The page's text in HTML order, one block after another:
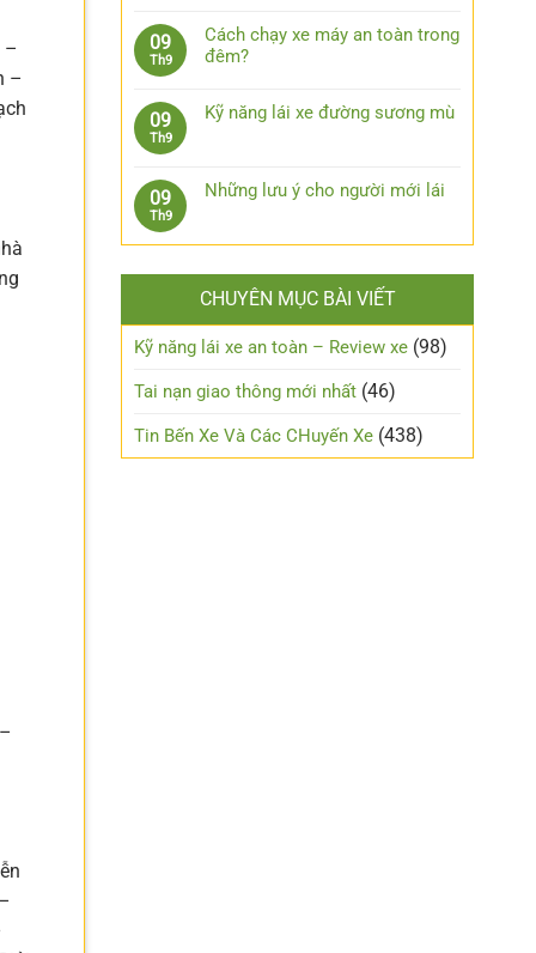
–
–
chân
côn
công
nghệ
cần
bị
cho
tô
Kinh
nghiệm
xe
xuống
đèo
có
bình
Kinh
máu
từ
số
09
Th9
Cách chạy xe máy an toàn trong
đêm?
có
bình
Cách
an
toàn
trong
đêm?
09
Th9
Kỹ năng lái xe đường sương mù
bình
Kỹ
lái
xe
đường
sương
09
Th9
Những lưu ý cho người mới lái
có
ở
Những
lưu
cho
mới
lái
CHUYÊN MỤC BÀI VIẾT
Kỹ năng lái xe an toàn – Review xe (98)
Tai nạn giao thông mới nhất (46)
Tin Bến Xe Và Các CHuyến Xe (438)